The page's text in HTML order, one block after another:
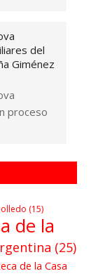
del
Giménez
proceso
(15)
de la
(25)
de la Casa